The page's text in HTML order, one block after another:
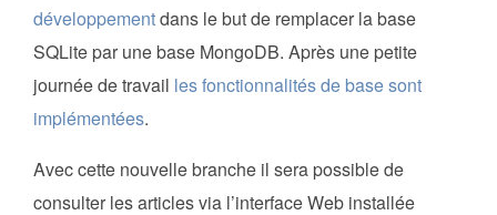
développementdans le but de remplacer la base
SQLite par une base MongoDB. Après une petite
journée de travail les fonctionnalités de base sont
implémentées.
Avec cette nouvelle branche il sera possible de
consulter les articles via l’interface Web installée